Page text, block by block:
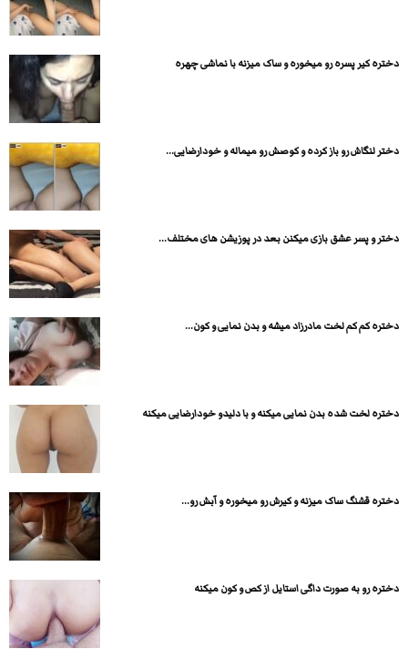
دختره کیر پسره رو میخوره و ساک میزنه با نماشی چهره
دختر لنگاش رو باز کرده و کوصش رو میماله و خودارضایی...
دختر و پسر عشق بازی میکنن بعد در پوزیشن های مختلف...
دختره کم کم لخت مادرزاد میشه و بدن نمایی و کون...
دختره لخت شده بدن نمایی میکنه و با دلیدو خودارضایی میکنه
دختره قشنگ ساک میزنه و کیرش رو میخوره و آبش رو...
دختره رو به صورت داگی استایل از کص و کون میکنه